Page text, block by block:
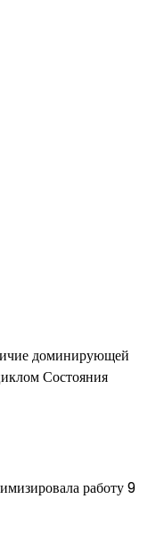
доминирующей
Состояния
работу 9